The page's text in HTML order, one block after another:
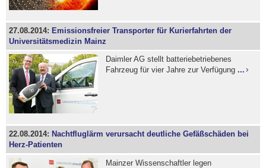
27.08.2014: Emissionsfreier Transporter für Kurierfahrten der
Universitätsmedizin Mainz
Daimler AG stellt batteriebetriebenes
Fahrzeug für vier Jahre zur Verfügung ...
22.08.2014: Nachtfluglärm verursacht deutliche Gefäßschäden bei
Herz-Patienten
Mainzer Wissenschaftler legen